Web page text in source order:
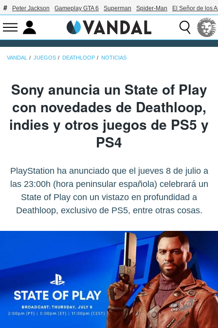
Peter Jackson Gameplay GTA 6 Superman Spider-Man El Señor de los
VANDAL JUEGOS DEATHLOOP NOTICIAS
Sony anuncia un State of Play
con novedades de Deathloop,
indies y otros juegos de PS5 y
PS4
PlayStation ha anunciado que el jueves 8 de julio a
las 23:00h (hora peninsular española) celebrará un
State of Play con un vistazo en profundidad a
Deathloop, exclusivo de PS5, entre otras cosas.